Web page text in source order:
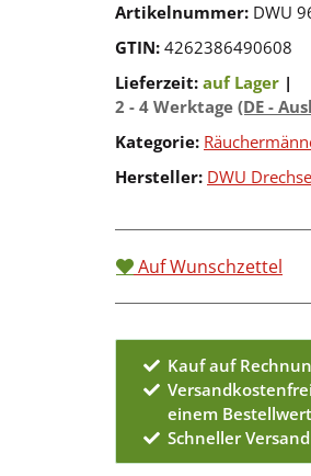
Artikelnummer: DWU
GTIN: 4262386490608
Lieferzeit: auf Lager |
2 - 4 Werktage (DE -
Kategorie:
Hersteller: DWU
Auf Wunschzettel
Kauf auf
einem
Schneller